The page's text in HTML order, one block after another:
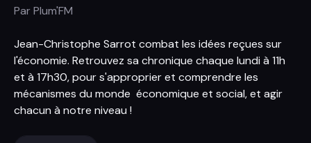
ParPlum'FM
Jean-Christophe Sarrot combat les idées reçues sur
l'économie. Retrouvez sa chronique chaque lundi à 11h
et à 17h30, pour s'approprier et comprendre les
mécanismes du monde économique et social, et agir
chacun à notre niveau !